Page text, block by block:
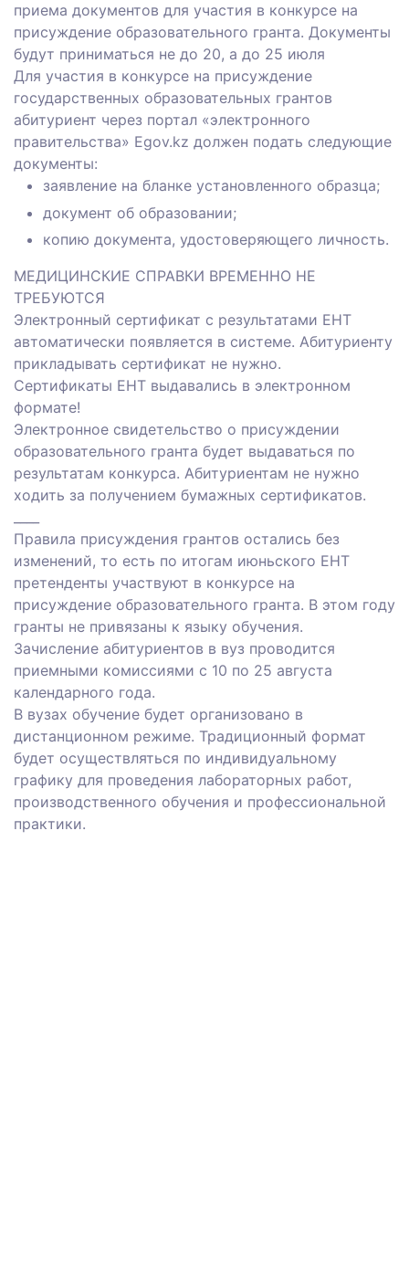
приема документов для участия в конкурсе на
присуждение образовательного гранта. Документы
будут приниматься не до 20, а до 25 июля
Для участия в конкурсе на присуждение
государственных образовательных грантов
абитуриент через портал «электронного
правительства» Egov.kz должен подать следующие
документы:
заявление на бланке установленного образца;
документ об образовании;
копию документа, удостоверяющего личность.
МЕДИЦИНСКИЕ СПРАВКИ ВРЕМЕННО НЕ
ТРЕБУЮТСЯ
Электронный сертификат с результатами ЕНТ
автоматически появляется в системе. Абитуриенту
прикладывать сертификат не нужно.
Сертификаты ЕНТ выдавались в электронном
формате!
Электронное свидетельство о присуждении
образовательного гранта будет выдаваться по
результатам конкурса. Абитуриентам не нужно
ходить за получением бумажных сертификатов.
Правила присуждения грантов остались без
изменений, то есть по итогам июньского ЕНТ
претенденты участвуют в конкурсе на
присуждение образовательного гранта. В этом году
гранты не привязаны к языку обучения.
Зачисление абитуриентов в вуз проводится
приемными комиссиями с 10 по 25 августа
календарного года.
В вузах обучение будет организовано в
дистанционном режиме. Традиционный формат
будет осуществляться по индивидуальному
графику для проведения лабораторных работ,
производственного обучения и профессиональной
практики.